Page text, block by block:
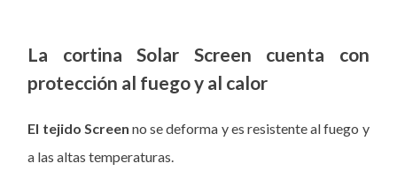
La cortina Solar Screen cuenta con
protección al fuego y al calor
El tejido Screen no se deforma y es resistente al fuego y
a las altas temperaturas.